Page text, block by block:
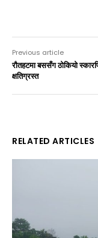
Previous article
रौतहटमा बससँग ठोकियो
क्षतिग्रस्त
RELATED ARTICLES